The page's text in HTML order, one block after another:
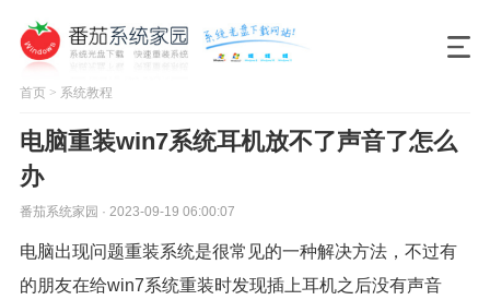
首页> 系统教程
电脑重装win7系统耳机放不了声音了怎么
办
番茄系统家园 · 2023-09-19 06:00:07
电脑出现问题重装系统是很常见的一种解决方法，不过有
的朋友在给win7系统重装时发现插上耳机之后没有声音